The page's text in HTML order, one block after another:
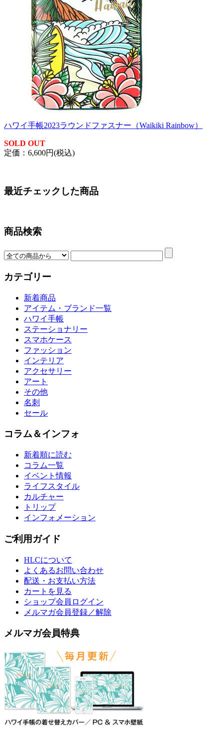
ハワイ手帳2023ラウンドファスナー（Waikiki Rainbow）
SOLD OUT
定価：6,600円(税込)
最近チェックした商品
商品検索
カテゴリー
新着商品
アイテム・ブランド一覧
ハワイ手帳
ステーショナリー
スマホケース
ファッション
インテリア
アクセサリー
アート
その他
名刺
セール
コラム＆インフォ
新着順に読む
コラム一覧
イベント情報
ライフスタイル
カルチャー
トリップ
インフォメーション
ご利用ガイド
HLCについて
よくあるお問い合わせ
配送・お支払い方法
カートを見る
ショップ会員ログイン
メルマガ会員登録／解除
メルマガ会員特典